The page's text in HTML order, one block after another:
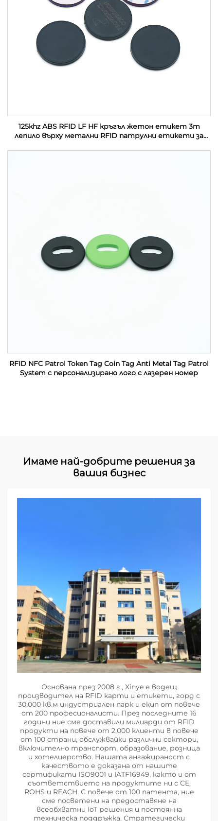
125khz ABS RFID LF HF кръгъл жетон етикет 3m
лепило върху метални RFID патрулни етикети за
RFID NFC Patrol Token Tag Coin Tag Anti Metal Tag Patrol
System с персонализирано лого с лазерен номер
Имаме най-добрите решения за
вашия бизнес
Основана през 2008 г., Xinye е водещ
производител на RFID карти и етикети, горд с
30,000 кв.м индустриален парк и екип от повече
от 200 професионалисти. През последните 16
години ние сме доставили милиарди от RFID
продукти на повече от 2,000 клиенти в повече
от 100 страни, обслужвайки различни сектори,
включително транспорт, образование, розница
и хотелиерство. Нашата ангажираност с
качеството е доказана от нашите
сертификати ISO9001 и IATF16949, както и от
съответствието на продуктите ни с CE,
ROHS и REACH. С повече от 100 патента, ние
сме посветени на предоставяне на
всеобхватни IoT решения и постоянна
техническа поддръжка. Стратегически